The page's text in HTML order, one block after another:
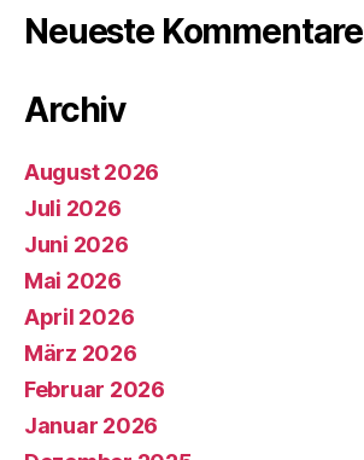
Neueste Kommentare
Archiv
August 2026
Juli 2026
Juni 2026
Mai 2026
April 2026
März 2026
Februar 2026
Januar 2026